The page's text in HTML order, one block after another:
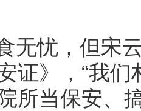
无忧，但宋
证》，“我
所当保安、